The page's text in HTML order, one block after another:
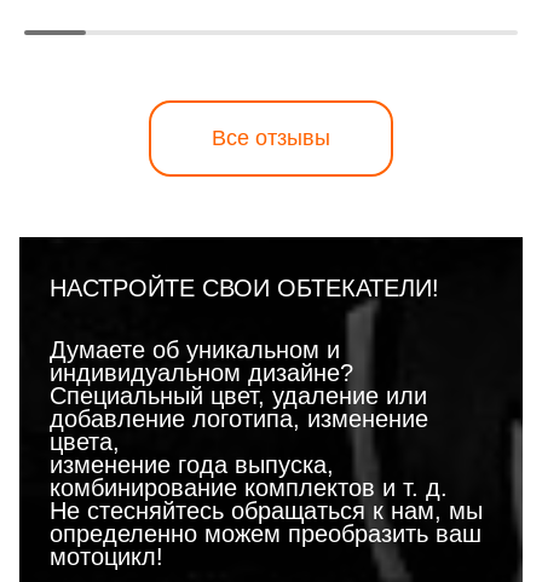
Все отзывы
НАСТРОЙТЕ СВОИ ОБТЕКАТЕЛИ!
Думаете об уникальном и
индивидуальном дизайне?
Специальный цвет, удаление или
добавление логотипа, изменение
цвета,
изменение года выпуска,
комбинирование комплектов и т. д.
Не стесняйтесь обращаться к нам, мы
определенно можем преобразить ваш
мотоцикл!